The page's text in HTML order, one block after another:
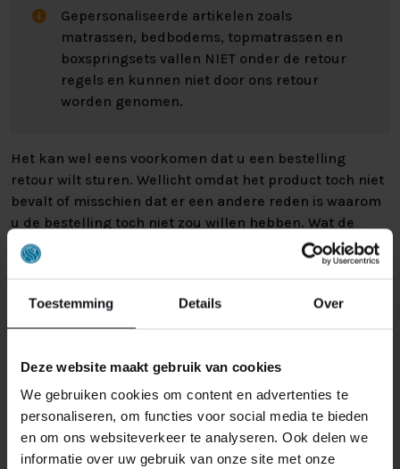
Toestemming Details Over
Deze website maakt gebruik van cookies
We gebruiken cookies om content en advertenties te
personaliseren, om functies voor social media te bieden
en om ons websiteverkeer te analyseren. Ook delen we
informatie over uw gebruik van onze site met onze
Gepersonaliseerde artikelen zoals
matrassen, bedbodems, topmatrassen en
boxspringsets vallen NIET onder de retour
regels en kunnen niet door ons retour
worden genomen.
Het kan wel eens voorkomen dat u een bestelling
retour wilt sturen. Wellicht omdat het product toch niet
bevalt of misschien dat er een andere reden is waarom
u de bestelling toch niet zou willen hebben. Wat de
reden ook is, u heeft het recht uw bestelling tot14
dagen na ontvangst zonder opgave van reden te
ervoor dat deze bij het retour sturen goed verpakt is.
Mocht het product beschadigd zijn of is de verpakking
waardevermindering van het product aan u
doorberekenen.